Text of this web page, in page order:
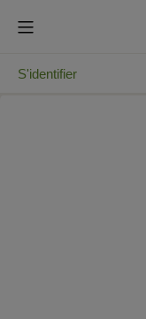
S'identifier